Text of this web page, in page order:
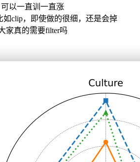
可以一直训一直涨
如clip，即使做的很细，还是会掉
真的需要filter吗